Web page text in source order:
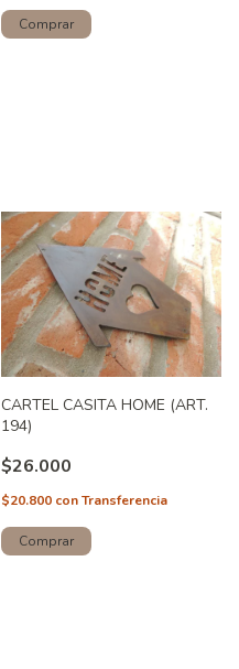
CARTEL CASITA HOME (ART.
194)
$26.000
$20.800 conTransferencia